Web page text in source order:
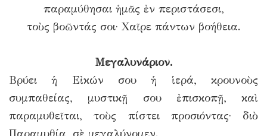
παραμύθησαι ἡμᾶς ἐν περιστάσεσι,
τοὺς βοῶντάς σοι· Χαῖρε πάντων βοήθεια.
Μεγαλυνάριον.
Βρύει ἡ Εἰκών σου ἡ ἱερά, κρουνοὺς
συμπαθείας, μυστικῇ σου ἐπισκοπῇ, καὶ
παραμυθεῖται, τοὺς πίστει προσιόντας· διὸ